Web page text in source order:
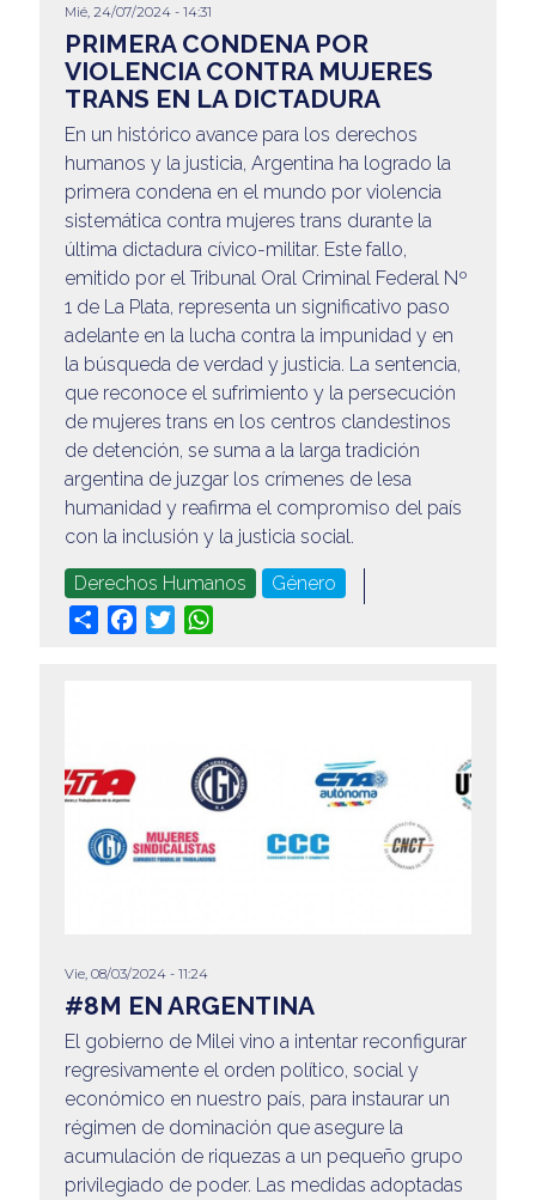
Mié, 24/07/2024 - 14:31
PRIMERA CONDENA POR
VIOLENCIA CONTRA MUJERES
TRANS EN LA DICTADURA
En un histórico avance para los derechos
humanos y la justicia, Argentina ha logrado la
primera condena en el mundo por violencia
sistemática contra mujeres trans durante la
última dictadura cívico-militar. Este fallo,
emitido por el Tribunal Oral Criminal Federal Nº
1 de La Plata, representa un significativo paso
adelante en la lucha contra la impunidad y en
la búsqueda de verdad y justicia. La sentencia,
que reconoce el sufrimiento y la persecución
de mujeres trans en los centros clandestinos
de detención, se suma a la larga tradición
argentina de juzgar los crímenes de lesa
humanidad y reafirma el compromiso del país
con la inclusión y la justicia social.
Derechos Humanos
Género
Share Facebook
Twitter
Vie, 08/03/2024 - 11:24
#8M EN ARGENTINA
El gobierno de Milei vino a intentar reconfigurar
regresivamente el orden político, social y
económico en nuestro país, para instaurar un
régimen de dominación que asegure la
acumulación de riquezas a un pequeño grupo
privilegiado de poder. Las medidas adoptadas
@apaeronauticos
(011) 4823 0294
@apa_oficial
info@apaeronauticos.org.ar
OTRAS SECCIONES
TURISMO